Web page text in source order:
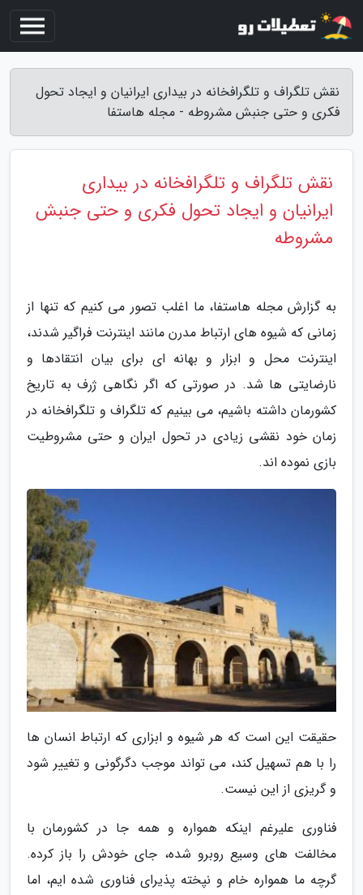
نقش تلگراف و تلگرافخانه در بیداری ایرانیان و ایجاد تحول
فکری و حتی جنبش مشروطه - مجله هاستفا
نقش تلگراف و تلگرافخانه در بیداری
ایرانیان و ایجاد تحول فکری و حتی جنبش
مشروطه
به گزارش مجله هاستفا، ما اغلب تصور می کنیم که تنها از
زمانی که شیوه های ارتباط مدرن مانند اینترنت فراگیر شدند،
اینترنت محل و ابزار و بهانه ای برای بیان انتقادها و
نارضایتی ها شد. در صورتی که اگر نگاهی ژرف به تاریخ
کشورمان داشته باشیم، می بینیم که تلگراف و تلگرافخانه در
زمان خود نقشی زیادی در تحول ایران و حتی مشروطیت
بازی نموده اند.
حقیقت این است که هر شیوه و ابزاری که ارتباط انسان ها
را با هم تسهیل کند، می تواند موجب دگرگونی و تغییر شود
و گریزی از این نیست.
فناوری علیرغم اینکه همواره و همه جا در کشورمان با
مخالفت های وسیع روبرو شده، جای خودش را باز کرده.
گرچه ما همواره خام و نپخته پذیرای فناوری شده ایم، اما